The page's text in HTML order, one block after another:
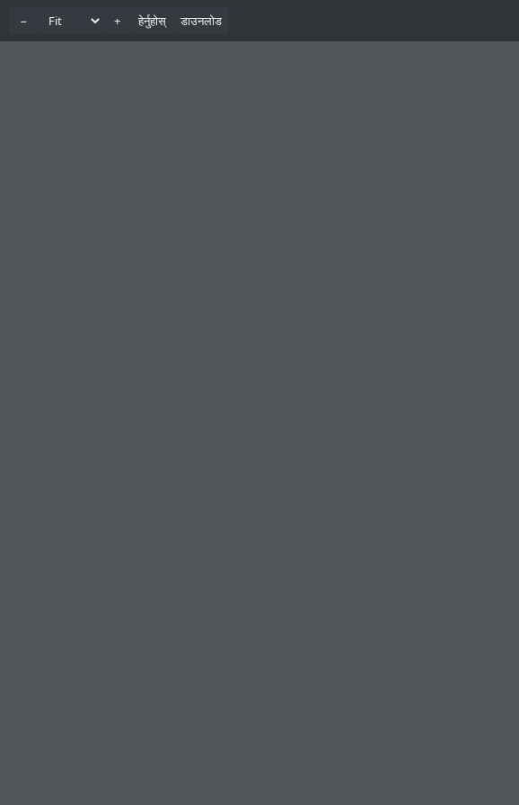
− + हेर्नुहोस् डाउनलोड